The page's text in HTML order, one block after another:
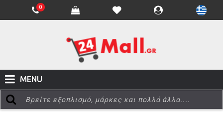
0
MENU